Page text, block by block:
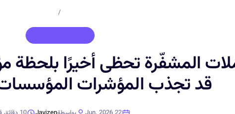
الرئيسية/
قد تجذب المؤشرات